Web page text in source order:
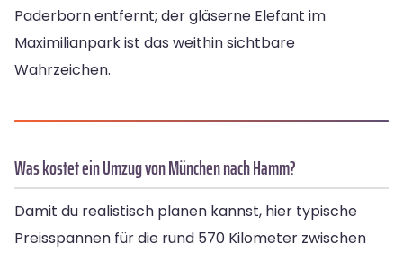
Paderborn entfernt; der gläserne Elefant im
Maximilianpark ist das weithin sichtbare
Wahrzeichen.
Was kostet ein Umzug von München nach Hamm?
Damit du realistisch planen kannst, hier typische
Preisspannen für die rund 570 Kilometer zwischen